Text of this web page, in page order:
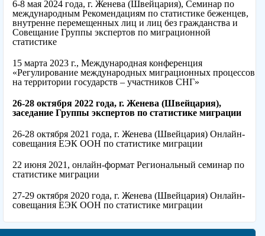
6-8 мая 2024 года, г. Женева (Швейцария), Семинар по
международным Рекомендациям по статистике беженцев,
внутренне перемещенных лиц и лиц без гражданства и
Совещание Группы экспертов по миграционной
статистике
15 марта 2023 г., Международная конференция
«Регулирование международных миграционных процессов
на территории государств – участников СНГ»
26-28 октября 2022 года, г. Женева (Швейцария),
заседание Группы экспертов по статистике миграции
26-28 октября 2021 года, г. Женева (Швейцария) Онлайн-
совещания ЕЭК ООН по статистике миграции
22 июня 2021, онлайн-формат Региональный семинар по
статистике миграции
27-29 октября 2020 года, г. Женева (Швейцария) Онлайн-
совещания ЕЭК ООН по статистике миграции